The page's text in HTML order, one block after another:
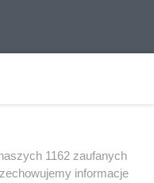
Serwis Informacyjny Miasta
1162 zaufanych
informacje